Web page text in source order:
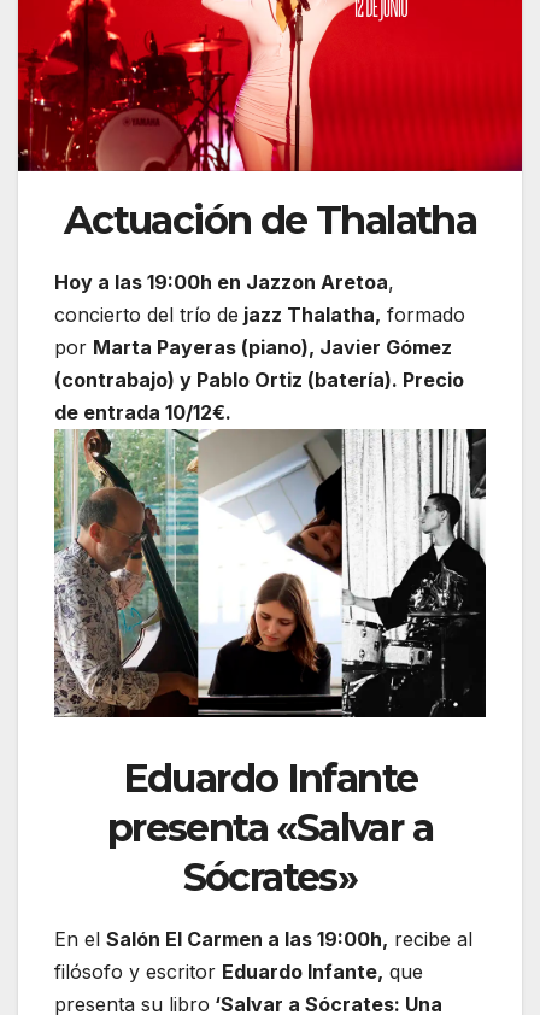
Actuación de Thalatha
Hoy a las 19:00h en Jazzon Aretoa,
concierto del trío de jazz Thalatha, formado
por Marta Payeras (piano), Javier Gómez
(contrabajo) y Pablo Ortiz (batería). Precio
de entrada 10/12€.
Eduardo Infante
presenta «Salvar a
Sócrates»
En el Salón El Carmen a las 19:00h, recibe al
filósofo y escritor Eduardo Infante, que
presenta su libro ‘Salvar a Sócrates: Una